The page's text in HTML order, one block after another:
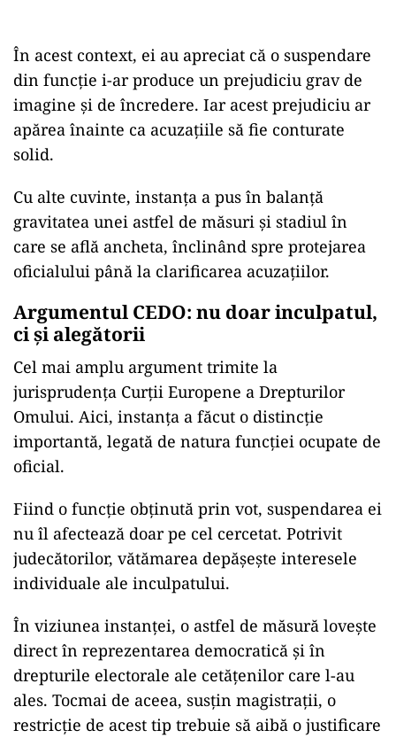
În acest context, ei au apreciat că o suspendare
din funcție i-ar produce un prejudiciu grav de
imagine și de încredere. Iar acest prejudiciu ar
apărea înainte ca acuzațiile să fie conturate
solid.
Cu alte cuvinte, instanța a pus în balanță
gravitatea unei astfel de măsuri și stadiul în
care se află ancheta, înclinând spre protejarea
oficialului până la clarificarea acuzațiilor.
Argumentul CEDO: nu doar inculpatul,
ci și alegătorii
Cel mai amplu argument trimite la
jurisprudența Curții Europene a Drepturilor
Omului. Aici, instanța a făcut o distincție
importantă, legată de natura funcției ocupate de
oficial.
Fiind o funcție obținută prin vot, suspendarea ei
nu îl afectează doar pe cel cercetat. Potrivit
judecătorilor, vătămarea depășește interesele
individuale ale inculpatului.
În viziunea instanței, o astfel de măsură lovește
direct în reprezentarea democratică și în
drepturile electorale ale cetățenilor care l-au
ales. Tocmai de aceea, susțin magistrații, o
restricție de acest tip trebuie să aibă o justificare